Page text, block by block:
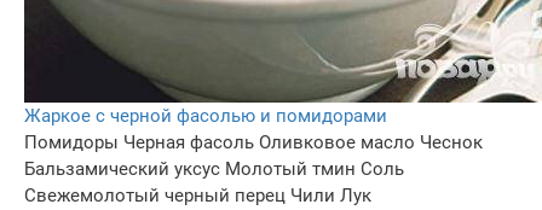
Жаркое с черной фасолью и помидорами
Помидоры Черная фасоль Оливковое масло Чеснок
Бальзамический уксус Молотый тмин Соль
Свежемолотый черный перец Чили Лук